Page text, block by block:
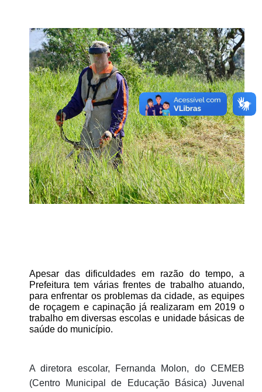
Apesar das dificuldades em razão do tempo, a
Prefeitura tem várias frentes de trabalho atuando,
para enfrentar os problemas da cidade, as equipes
de roçagem e capinação já realizaram em 2019 o
trabalho em diversas escolas e unidade básicas de
saúde do município.
A diretora escolar, Fernanda Molon, do CEMEB
(Centro Municipal de Educação Básica) Juvenal